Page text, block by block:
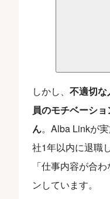
しかし、不適切
員のモチベーシ
ん。Alba Linkが
社1年以内に退職
「仕事内容が合
ンしています。